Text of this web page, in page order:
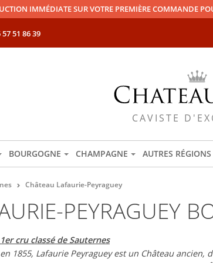
IMMÉDIATE SUR VOTRE PREMIÈRE COMMANDE
57 51 86 39
CAVISTE
BOURGOGNE CHAMPAGNE AUTRES RÉGIONS
Château Lafaurie-Peyraguey
PEYRAGUEY
1er cru classé de Sauternes
1855, Lafaurie Peyraguey est un Château ancien,